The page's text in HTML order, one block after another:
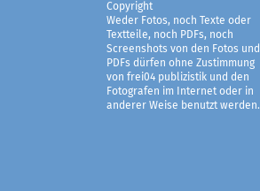
Copyright
Weder Fotos, noch Texte oder
Textteile, noch PDFs, noch
Screenshots von den Fotos und
PDFs dürfen ohne Zustimmung
von frei04 publizistik und den
Fotografen im Internet oder in
anderer Weise benutzt werden.